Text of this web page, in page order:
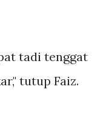
tadi tenggat
tutup Faiz.